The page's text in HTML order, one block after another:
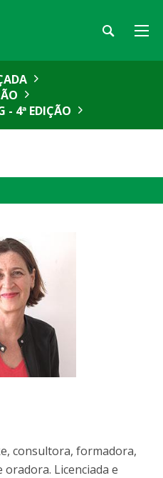
- 4ª EDIÇÃO
consultora, formadora,
Licenciada e